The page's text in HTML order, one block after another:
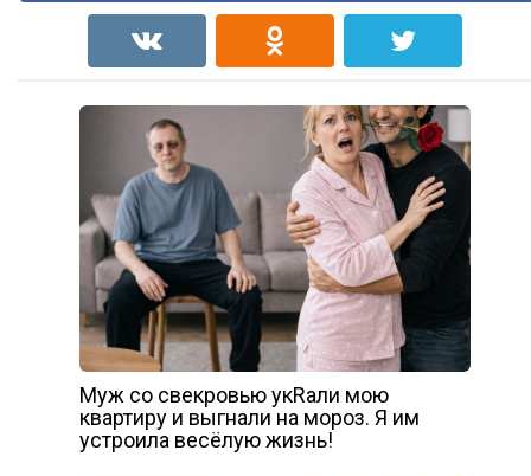
Муж со свекровью укRали мою
квартиру и выгнали на мороз. Я им
устроила весёлую жизнь!